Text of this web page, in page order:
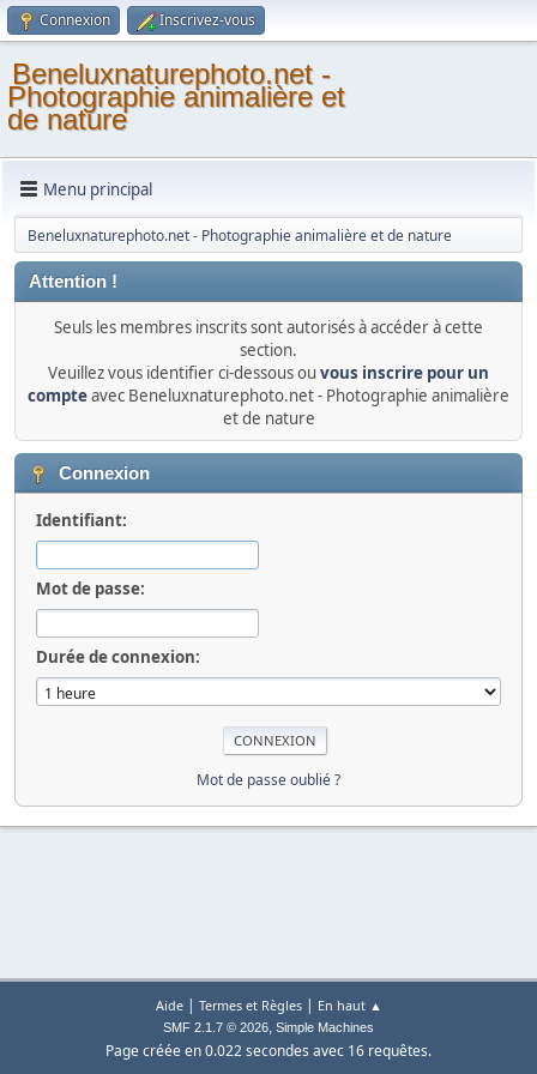
Connexion Inscrivez-vous
Beneluxnaturephoto.net -
Photographie animalière et
de nature
Menu principal
Beneluxnaturephoto.net - Photographie animalière et de nature
Attention !
Seuls les membres inscrits sont autorisés à accéder à cette
section.
Veuillez vous identifier ci-dessous ou vous inscrire pour un
compteavec Beneluxnaturephoto.net - Photographie animalière
et de nature
Connexion
Identifiant:
Mot de passe:
Durée de connexion:
Mot de passe oublié ?
Aide| Termes et Règles| En haut ▲
SMF 2.1.7 © 2026, Simple Machines
Page créée en 0.022 secondes avec 16 requêtes.